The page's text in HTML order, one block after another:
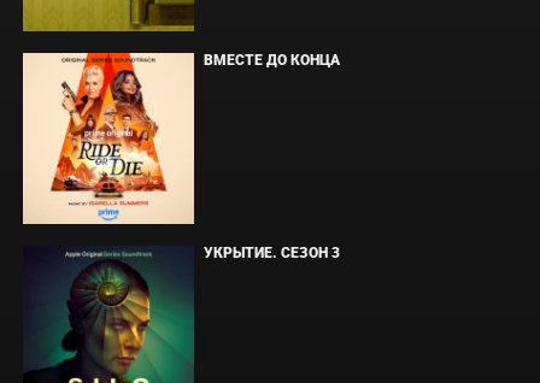
ВМЕСТЕ ДО КОНЦА
УКРЫТИЕ. СЕЗОН 3